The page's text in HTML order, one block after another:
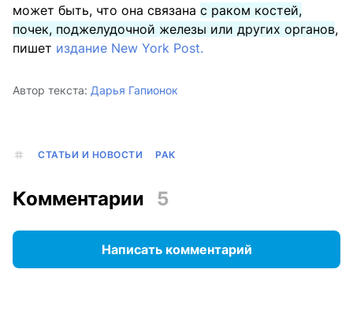
может быть, что она связана с раком костей,
почек, поджелудочной железы или других органов,
пишет издание New York Post.
Автор текста: Дарья Гапионок
СТАТЬИ И НОВОСТИ РАК
Комментарии 5
Написать комментарий